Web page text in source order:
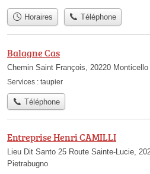
Horaires Téléphone
Balagne Cas
Chemin Saint François, 20220 Monticello
Services : taupier
Téléphone
Entreprise Henri CAMILLI
Lieu Dit Santo 25 Route Sainte-Lucie,
Pietrabugno